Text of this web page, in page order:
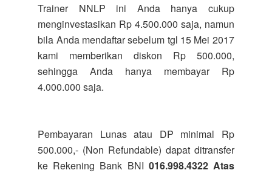
Trainer NNLP ini Anda hanya cukup
menginvestasikan Rp 4.500.000 saja, namun
bila Anda mendaftar sebelum tgl 15 Mei 2017
kami memberikan diskon Rp 500.000,
sehingga Anda hanya membayar Rp
4.000.000 saja.
Pembayaran Lunas atau DP minimal Rp
500.000,- (Non Refundable) dapat ditransfer
ke Rekening Bank BNI 016.998.4322 Atas